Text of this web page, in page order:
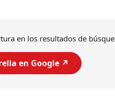
en los resultados de
en Google ↗️